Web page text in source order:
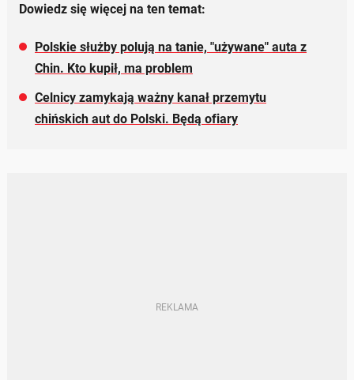
Dowiedz się więcej na ten temat:
Polskie służby polują na tanie, "używane" auta z
Chin. Kto kupił, ma problem
Celnicy zamykają ważny kanał przemytu
chińskich aut do Polski. Będą ofiary